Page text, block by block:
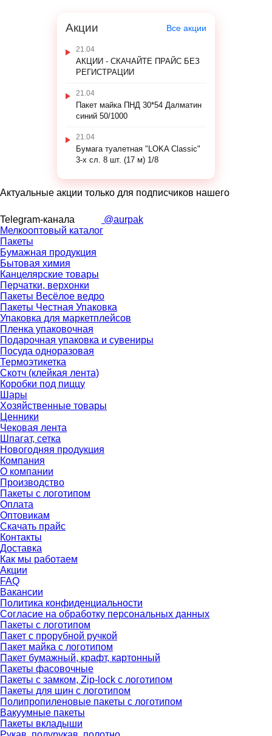
Акции Все акции
21.04
АКЦИИ - СКАЧАЙТЕ ПРАЙС БЕЗ
РЕГИСТРАЦИИ
21.04
Пакет майка ПНД 30*54 Далматин
синий 50/1000
21.04
Бумага туалетная "LOKA Classic"
3-х сл. 8 шт. (17 м) 1/8
Актуальные акции только для подписчиков нашего
Telegram-канала
@aurpak
Мелкооптовый каталог
Пакеты
Бумажная продукция
Бытовая химия
Канцелярские товары
Перчатки, верхонки
Пакеты Весёлое ведро
Пакеты Честная Упаковка
Упаковка для маркетплейсов
Пленка упаковочная
Подарочная упаковка и сувениры
Посуда одноразовая
Термоэтикетка
Скотч (клейкая лента)
Коробки под пиццу
Шары
Хозяйственные товары
Ценники
Чековая лента
Шпагат, сетка
Новогодняя продукция
Компания
О компании
Производство
Пакеты с логотипом
Оплата
Оптовикам
Скачать прайс
Контакты
Доставка
Как мы работаем
Акции
FAQ
Вакансии
Политика конфиденциальности
Согласие на обработку персональных данных
Пакеты с логотипом
Пакет с прорубной ручкой
Пакет майка с логотипом
Пакет бумажный, крафт, картонный
Пакеты фасовочные
Пакеты с замком, Zip-lock с логотипом
Пакеты для шин с логотипом
Полипропиленовые пакеты с логотипом
Вакуумные пакеты
Пакеты вкладыши